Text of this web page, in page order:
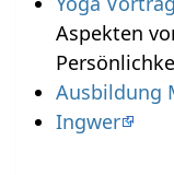
Aspekten
Ausbildung
Ingwer